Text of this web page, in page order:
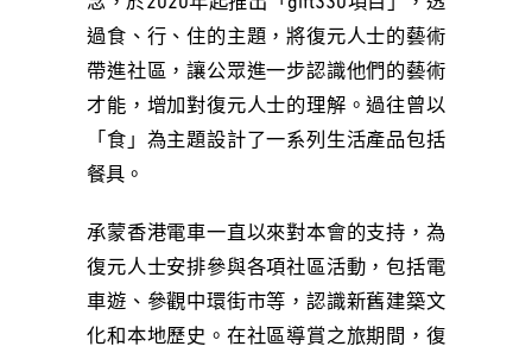
過食、行、住的主題，將復元人士的藝術
帶進社區，讓公眾進一步認識他們的藝術
才能，增加對復元人士的理解。過往曾以
「食」為主題設計了一系列生活產品包括
餐具。
承蒙香港電車一直以來對本會的支持，為
復元人士安排參與各項社區活動，包括電
車遊、參觀中環街市等，認識新舊建築文
化和本地歷史。在社區導賞之旅期間，復